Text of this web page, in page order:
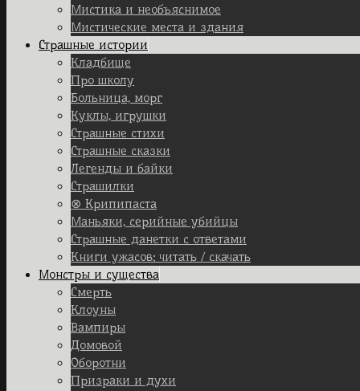
Мистика и необъяснимое
Мистические места и здания
Страшные истории
Кладбище
Про школу
Больница, морг
Куклы, игрушки
Страшные стихи
Страшные сказки
Легенды и байки
Страшилки
⊗ Крипипаста
Маньяки, серийные убийцы
Страшные данетки с ответами
Книги ужасов: читать / скачать
Монстры и существа
Смерть
Клоуны
Вампиры
Домовой
Оборотни
Призраки и духи